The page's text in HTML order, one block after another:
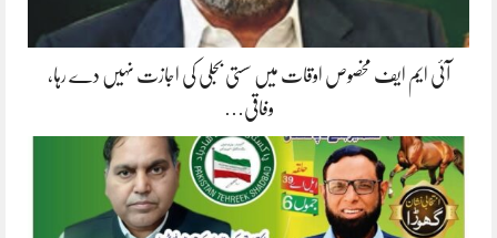
آئی ایم ایف مخصوص اوقات میں سستی بجلی کی اجازت نہیں دے رہا،
وفاقی…